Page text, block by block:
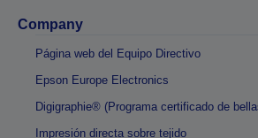
Company
Página web del Equipo Directivo
Epson Europe Electronics
Digigraphie® (Programa certificado de
Impresión directa sobre tejido